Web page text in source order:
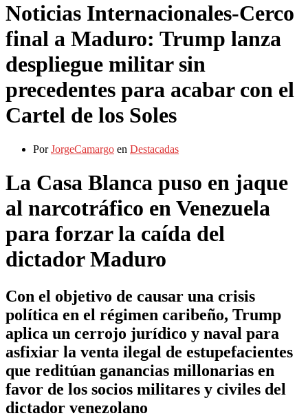
Noticias Internacionales-Cerco
final a Maduro: Trump lanza
despliegue militar sin
precedentes para acabar con el
Cartel de los Soles
PorJorgeCamargo en Destacadas
La Casa Blanca puso en jaque
al narcotráfico en Venezuela
para forzar la caída del
dictador Maduro
Con el objetivo de causar una crisis
política en el régimen caribeño, Trump
aplica un cerrojo jurídico y naval para
asfixiar la venta ilegal de estupefacientes
que reditúan ganancias millonarias en
favor de los socios militares y civiles del
dictador venezolano